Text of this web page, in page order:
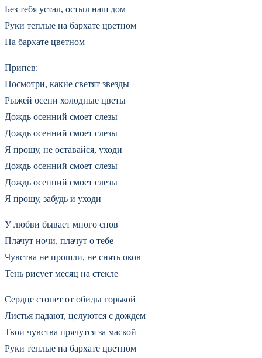
Без тебя устал, остыл наш дом
Руки теплые на бархате цветном
На бархате цветном
Припев:
Посмотри, какие светят звезды
Рыжей осени холодные цветы
Дождь осенний смоет слезы
Дождь осенний смоет слезы
Я прошу, не оставайся, уходи
Дождь осенний смоет слезы
Дождь осенний смоет слезы
Я прошу, забудь и уходи
У любви бывает много снов
Плачут ночи, плачут о тебе
Чувства не прошли, не снять оков
Тень рисует месяц на стекле
Сердце стонет от обиды горькой
Листья падают, целуются с дождем
Твои чувства прячутся за маской
Руки теплые на бархате цветном